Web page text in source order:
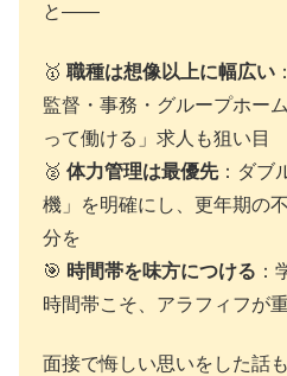
と——
🥇 職種は想像以上に幅広い
監督・事務・グループホー
って働ける」求人も狙い目
🥈 体力管理は最優先：ダブ
機」を明確にし、更年期の
分を
🎯 時間帯を味方につける ：
時間帯こそ、アラフィフが
面接で悔しい思いをした話